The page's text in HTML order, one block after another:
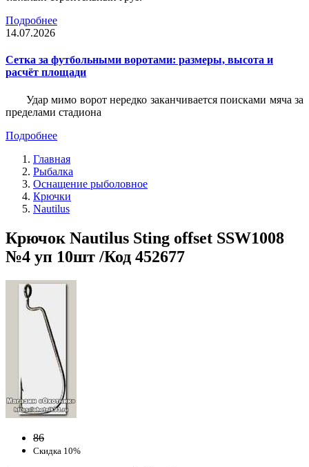
Подробнее
14.07.2026
Сетка за футбольными воротами: размеры, высота и
расчёт площади
Удар мимо ворот нередко заканчивается поисками мяча за
пределами стадиона
Подробнее
Главная
Рыбалка
Оснащение рыболовное
Крючки
Nautilus
Крючок Nautilus Sting offset SSW1008
№4 уп 10шт /Код 452677
86
Скидка 10%